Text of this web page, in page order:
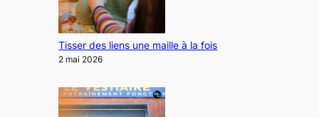
Tisser des liens une maille à la fois
2 mai 2026